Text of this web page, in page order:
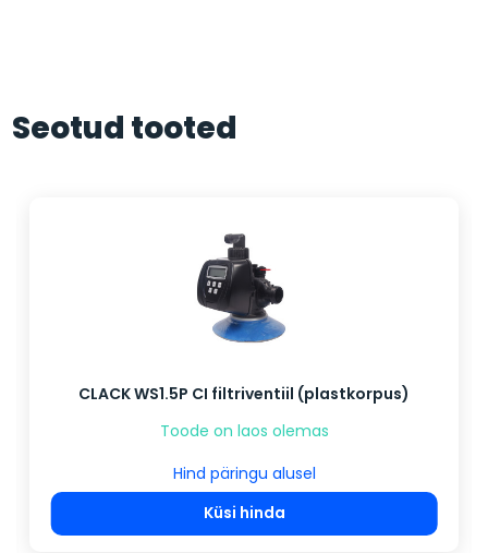
Seotud tooted
CLACK WS1.5P CI filtriventiil (plastkorpus)
Toode on laos olemas
Hind päringu alusel
Küsi hinda